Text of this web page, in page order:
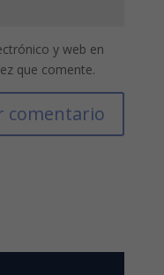
y web en
que comente.